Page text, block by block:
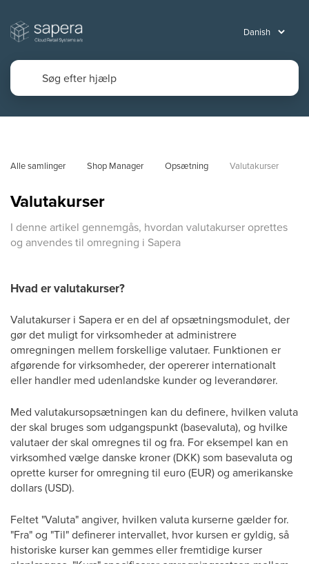
Alle samlinger Shop Manager Opsætning Valutakurser
Valutakurser
I denne artikel gennemgås, hvordan valutakurser oprettes
og anvendes til omregning i Sapera
Hvad er valutakurser?
Valutakurser i Sapera er en del af opsætningsmodulet, der
gør det muligt for virksomheder at administrere
omregningen mellem forskellige valutaer. Funktionen er
afgørende for virksomheder, der opererer internationalt
eller handler med udenlandske kunder og leverandører.
Med valutakursopsætningen kan du definere, hvilken valuta
der skal bruges som udgangspunkt (basevaluta), og hvilke
valutaer der skal omregnes til og fra. For eksempel kan en
virksomhed vælge danske kroner (DKK) som basevaluta og
oprette kurser for omregning til euro (EUR) og amerikanske
dollars (USD).
Feltet "Valuta" angiver, hvilken valuta kurserne gælder for.
"Fra" og "Til" definerer intervallet, hvor kursen er gyldig, så
historiske kurser kan gemmes eller fremtidige kurser